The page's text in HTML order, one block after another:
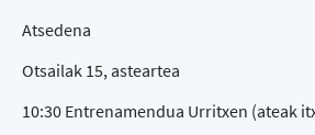
Atsedena
Otsailak 15, asteartea
10:30 Entrenamendua Urritxen (ateak